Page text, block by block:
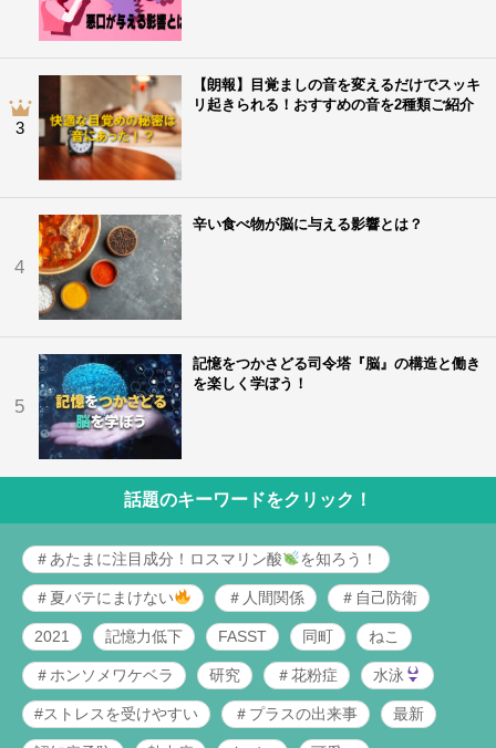
3
【朗報】目覚ましの音を変えるだけでスッキ
リ起きられる！おすすめの音を2種類ご紹介
4
辛い食べ物が脳に与える影響とは？
5
記憶をつかさどる司令塔『脳』の構造と働き
を楽しく学ぼう！
話題のキーワードをクリック！
＃あたまに注目成分！ロスマリン酸 を知ろう！
＃夏バテにまけない ＃人間関係 ＃自己防衛
2021 記憶力低下 FASST 同町 ねこ
＃ホンソメワケベラ 研究 ＃花粉症 水泳
#ストレスを受けやすい ＃プラスの出来事 最新